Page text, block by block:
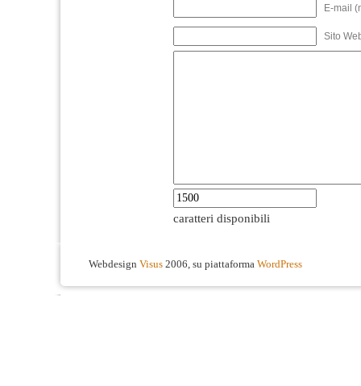
E-mail
Sito
caratteri disponibili
Webdesign Visus 2006, su piattaforma WordPress